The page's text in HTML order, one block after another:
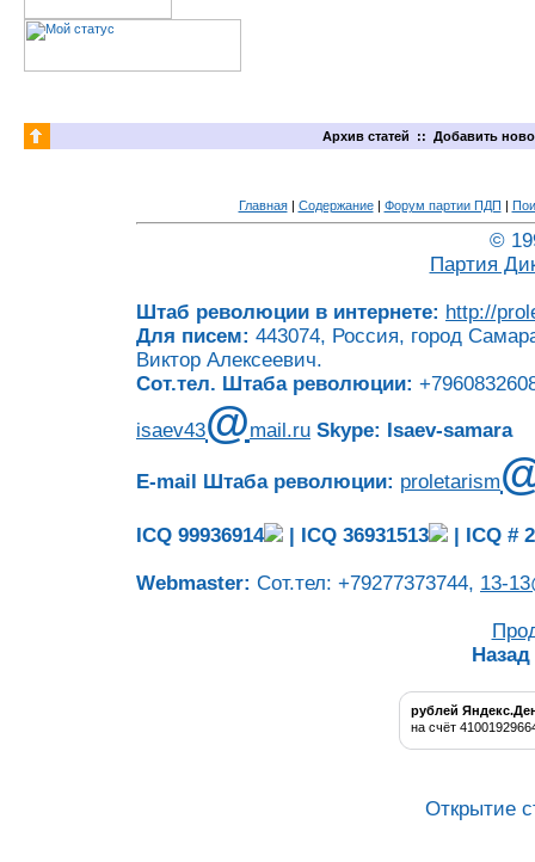
Архив статей :: Добавить
Главная| Содержание| Форум партии ПДП |
©
Партия
Штаб революции в интернете: http://
Для писем: 443074, Россия, город
Виктор Алексеевич.
Сот.тел. Штаба революции:
isaev43@mail.ru Skype: Isaev-samara
E-mail Штаба революции: proletarism
ICQ 99936914 | ICQ 36931513 | ICQ #
Webmaster: Сот.тел: +79277373744, 13-
Назад
рублей
на счёт
Открытие